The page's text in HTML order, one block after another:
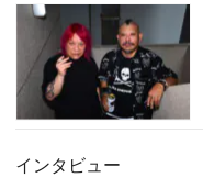
インタビュー